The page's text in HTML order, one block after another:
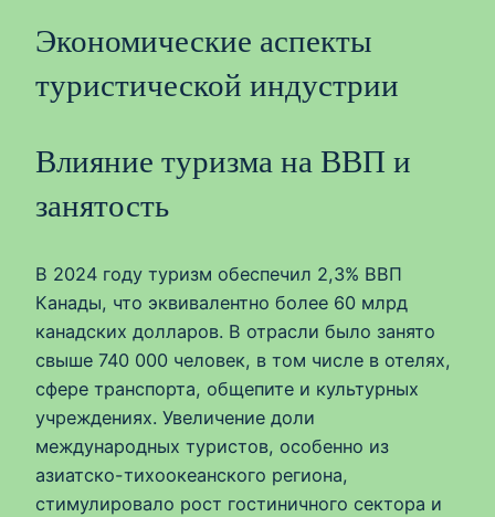
Экономические аспекты
туристической индустрии
Влияние туризма на ВВП и
занятость
В 2024 году туризм обеспечил 2,3% ВВП
Канады, что эквивалентно более 60 млрд
канадских долларов. В отрасли было занято
свыше 740 000 человек, в том числе в отелях,
сфере транспорта, общепите и культурных
учреждениях. Увеличение доли
международных туристов, особенно из
азиатско-тихоокеанского региона,
стимулировало рост гостиничного сектора и